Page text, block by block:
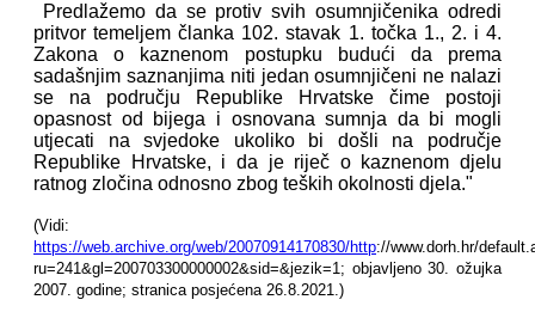
Predlažemo da se protiv svih osumnjičenika odredi
pritvor temeljem članka 102. stavak 1. točka 1., 2. i 4.
Zakona o kaznenom postupku budući da prema
sadašnjim saznanjima niti jedan osumnjičeni ne nalazi
se na području Republike Hrvatske čime postoji
opasnost od bijega i osnovana sumnja da bi mogli
utjecati na svjedoke ukoliko bi došli na područje
Republike Hrvatske, i da je riječ o kaznenom djelu
ratnog zločina odnosno zbog teških okolnosti djela."
(Vidi:
https://web.archive.org/web/20070914170830/http://www.dorh.hr/
ru=241&gl=200703300000002&sid=&jezik=1; objavljeno 30. ožujka
2007. godine; stranica posjećena 26.8.2021.)